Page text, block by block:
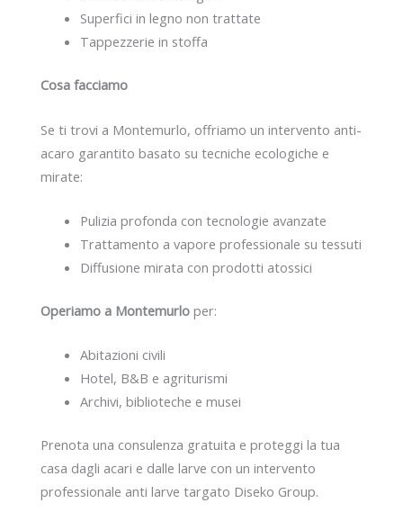
Superfici in legno non trattate
Tappezzerie in stoffa
Cosa facciamo
Se ti trovi a Montemurlo, offriamo un intervento anti-
acaro garantito basato su tecniche ecologiche e
mirate:
Pulizia profonda con tecnologie avanzate
Trattamento a vapore professionale su tessuti
Diffusione mirata con prodotti atossici
Operiamo a Montemurlo per:
Abitazioni civili
Hotel, B&B e agriturismi
Archivi, biblioteche e musei
Prenota una consulenza gratuita e proteggi la tua
casa dagli acari e dalle larve con un intervento
professionale anti larve targato Diseko Group.